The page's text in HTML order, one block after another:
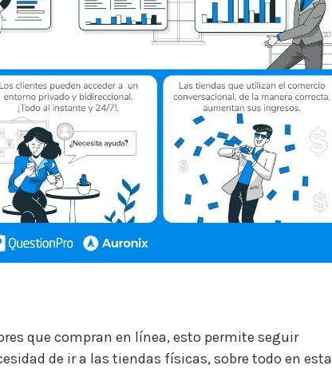
que compran en línea, esto permite seguir
de ir a las tiendas físicas, sobre todo en esta